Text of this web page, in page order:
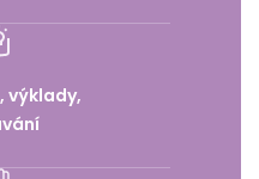
výklady,